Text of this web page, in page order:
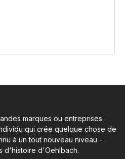
marques ou entreprises
qui crée quelque chose de
à un tout nouveau niveau -
d'histoire d'Oehlbach.